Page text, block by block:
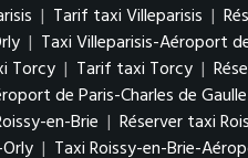
| Tarif taxi Villeparisis |
| Taxi Villeparisis-Aéroport
Torcy | Tarif taxi Torcy |
de Paris-Charles de Gaulle
en-Brie | Réserver taxi
| Taxi Roissy-en-Brie-